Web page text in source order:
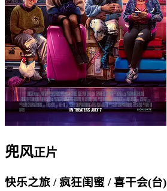
兜风正片
快乐之旅 / 疯狂闺蜜 / 喜干会(台)